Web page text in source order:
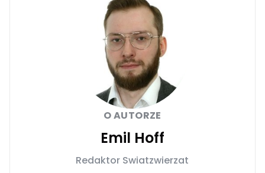
O AUTORZE
Emil Hoff
Redaktor Swiatzwierzat